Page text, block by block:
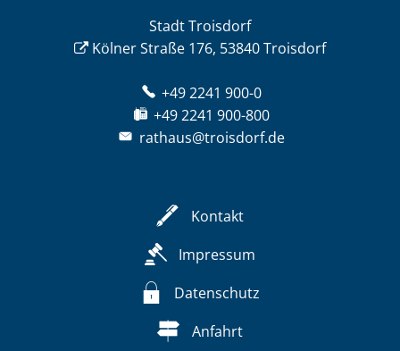
Stadt Troisdorf
Kölner Straße 176, 53840 Troisdorf
+49 2241 900-0
+49 2241 900-800
rathaus@troisdorf.de
Kontakt
Impressum
Datenschutz
Anfahrt